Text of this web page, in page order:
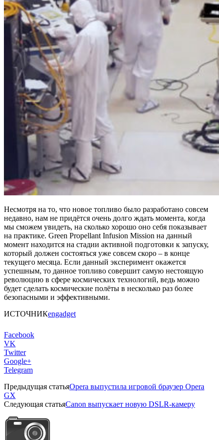
Несмотря на то, что новое топливо было разработано совсем
недавно, нам не придётся очень долго ждать момента, когда
мы сможем увидеть, на сколько хорошо оно себя показывает
на практике. Green Propellant Infusion Mission на данный
момент находится на стадии активной подготовки к запуску,
который должен состояться уже совсем скоро – в конце
текущего месяца. Если данный эксперимент окажется
успешным, то данное топливо совершит самую нестоящую
революцию в сфере космических технологий, ведь можно
будет сделать космические полёты в несколько раз более
безопасными и эффективными.
ИСТОЧНИКengadget
Facebook
VK
Twitter
Google+
Telegram
Предыдущая статьяOpera выпустила игровой браузер Opera
GX
Следующая статьяCanon выпускает новую DSLR-камеру